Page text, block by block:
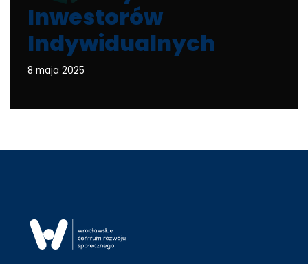
Inwestorów
Indywidualnych
8 maja 2025